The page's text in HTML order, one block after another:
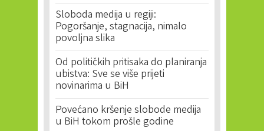
Sloboda medija u regiji:
Pogoršanje, stagnacija, nimalo
povoljna slika
Od političkih pritisaka do planiranja
ubistva: Sve se više prijeti
novinarima u BiH
Povećano kršenje slobode medija
u BiH tokom prošle godine